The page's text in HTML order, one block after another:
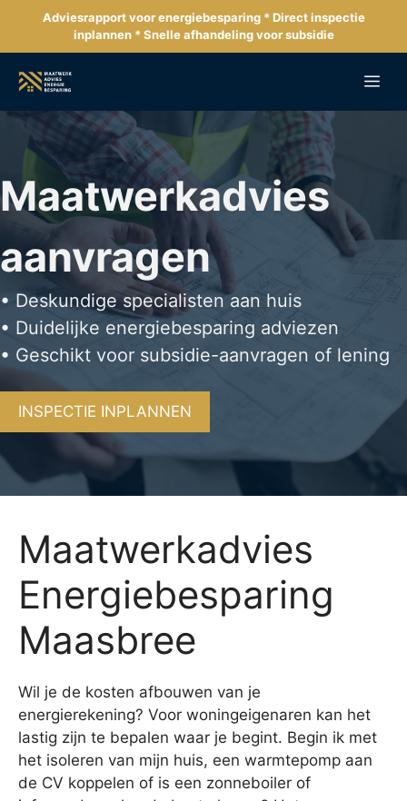
de
inhoud
Adviesrapport voor energiebesparing * Direct inspectie
inplannen * Snelle afhandeling voor subsidie
Maatwerkadvies
aanvragen
• Deskundige specialisten aan huis
• Duidelijke energiebesparing adviezen
• Geschikt voor subsidie-aanvragen of lening
INSPECTIE INPLANNEN
Maatwerkadvies
Energiebesparing
Maasbree
Wil je de kosten afbouwen van je
energierekening? Voor woningeigenaren kan het
lastig zijn te bepalen waar je begint. Begin ik met
het isoleren van mijn huis, een warmtepomp aan
de CV koppelen of is een zonneboiler of